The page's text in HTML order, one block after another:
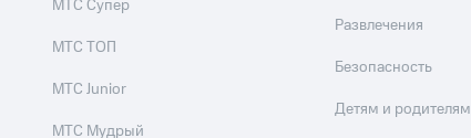
МТС Супер
МТС ТОП
МТС Junior
МТС Мудрый
Развлечения
Безопасность
Детям и родителям